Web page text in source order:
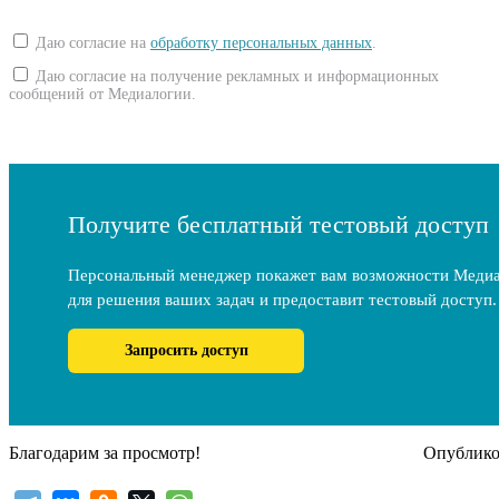
Даю согласие на обработку персональных данных
Даю согласие на получение рекламных и информационных
сообщений от Медиалогии.
Получите бесплатный тестовый доступ
Персональный менеджер покажет вам возможности
для решения ваших задач и предоставит тестовый доступ.
Запросить доступ
Благодарим за просмотр!